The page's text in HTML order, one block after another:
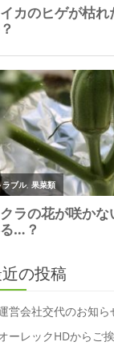
の投稿
営会社交代のお知ら
ーレックHDからご